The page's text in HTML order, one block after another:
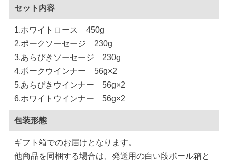
セット内容
1.ホワイトロース 450g
2.ポークソーセージ 230g
3.あらびきソーセージ 230g
4.ポークウインナー 56g×2
5.あらびきウインナー 56g×2
6.ホワイトウインナー 56g×2
包装形態
ギフト箱でのお届けとなります。
他商品を同梱する場合は、発送用の白い段ボール箱と